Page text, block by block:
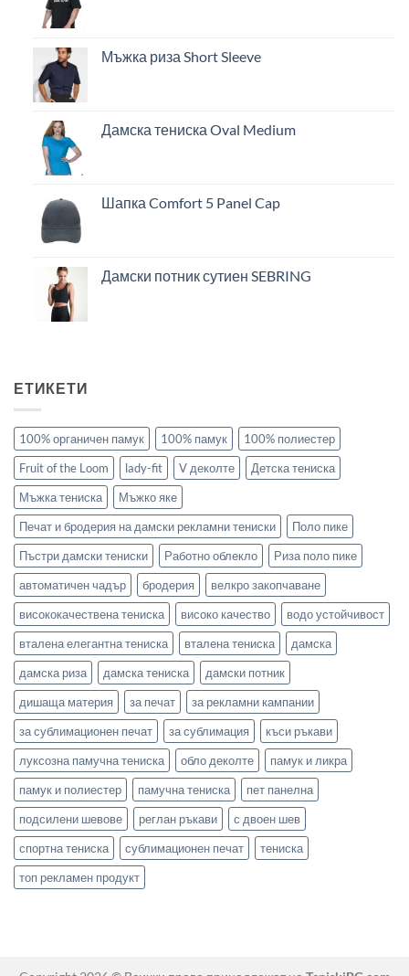
Мъжка риза Short Sleeve
Дамска тениска Oval Medium
Шапка Comfort 5 Panel Cap
Дамски потник сутиен SEBRING
ЕТИКЕТИ
100% органичен памук 100% памук
100% полиестер
Fruit of the Loom
lady-fit V деколте
Детска тениска
Мъжка тениска
Мъжко яке
Печат и бродерия на дамски рекламни тениски
Поло пике
Пъстри дамски тениски
Работно облекло
Риза поло пике
автоматичен чадър
бродерия
велкро закопчаване
висококачествена тениска
високо качество
водо устойчивост
вталена елегантна тениска
вталена тениска
дамска
дамска риза
дамска тениска
дамски потник
дишаща материя
за печат
за рекламни кампании
за сублимационен печат
за сублимация
къси ръкави
луксозна памучна тениска
обло деколте
памук и ликра
памук и полиестер
памучна тениска
пет панелна
подсилени шевове
реглан ръкави
с двоен шев
спортна тениска
сублимационен печат
тениска
топ рекламен продукт